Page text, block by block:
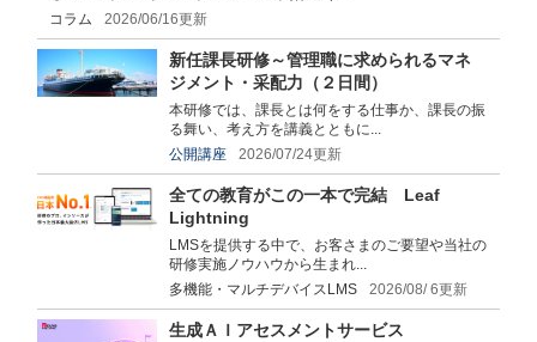
コラム
2026/06/16更新
新任課長研修～管理職に求められるマネ
ジメント・采配力（２日間）
本研修では、課長とは何をする仕事か、課長の振
る舞い、考え方を講義とともに...
公開講座
2026/07/24更新
全ての教育がこの一本で完結 Leaf
Lightning
LMSを提供する中で、お客さまのご要望や当社の
研修実施ノウハウから生まれ...
多機能・マルチデバイスLMS
2026/08/ 6更新
生成ＡＩアセスメントサービス